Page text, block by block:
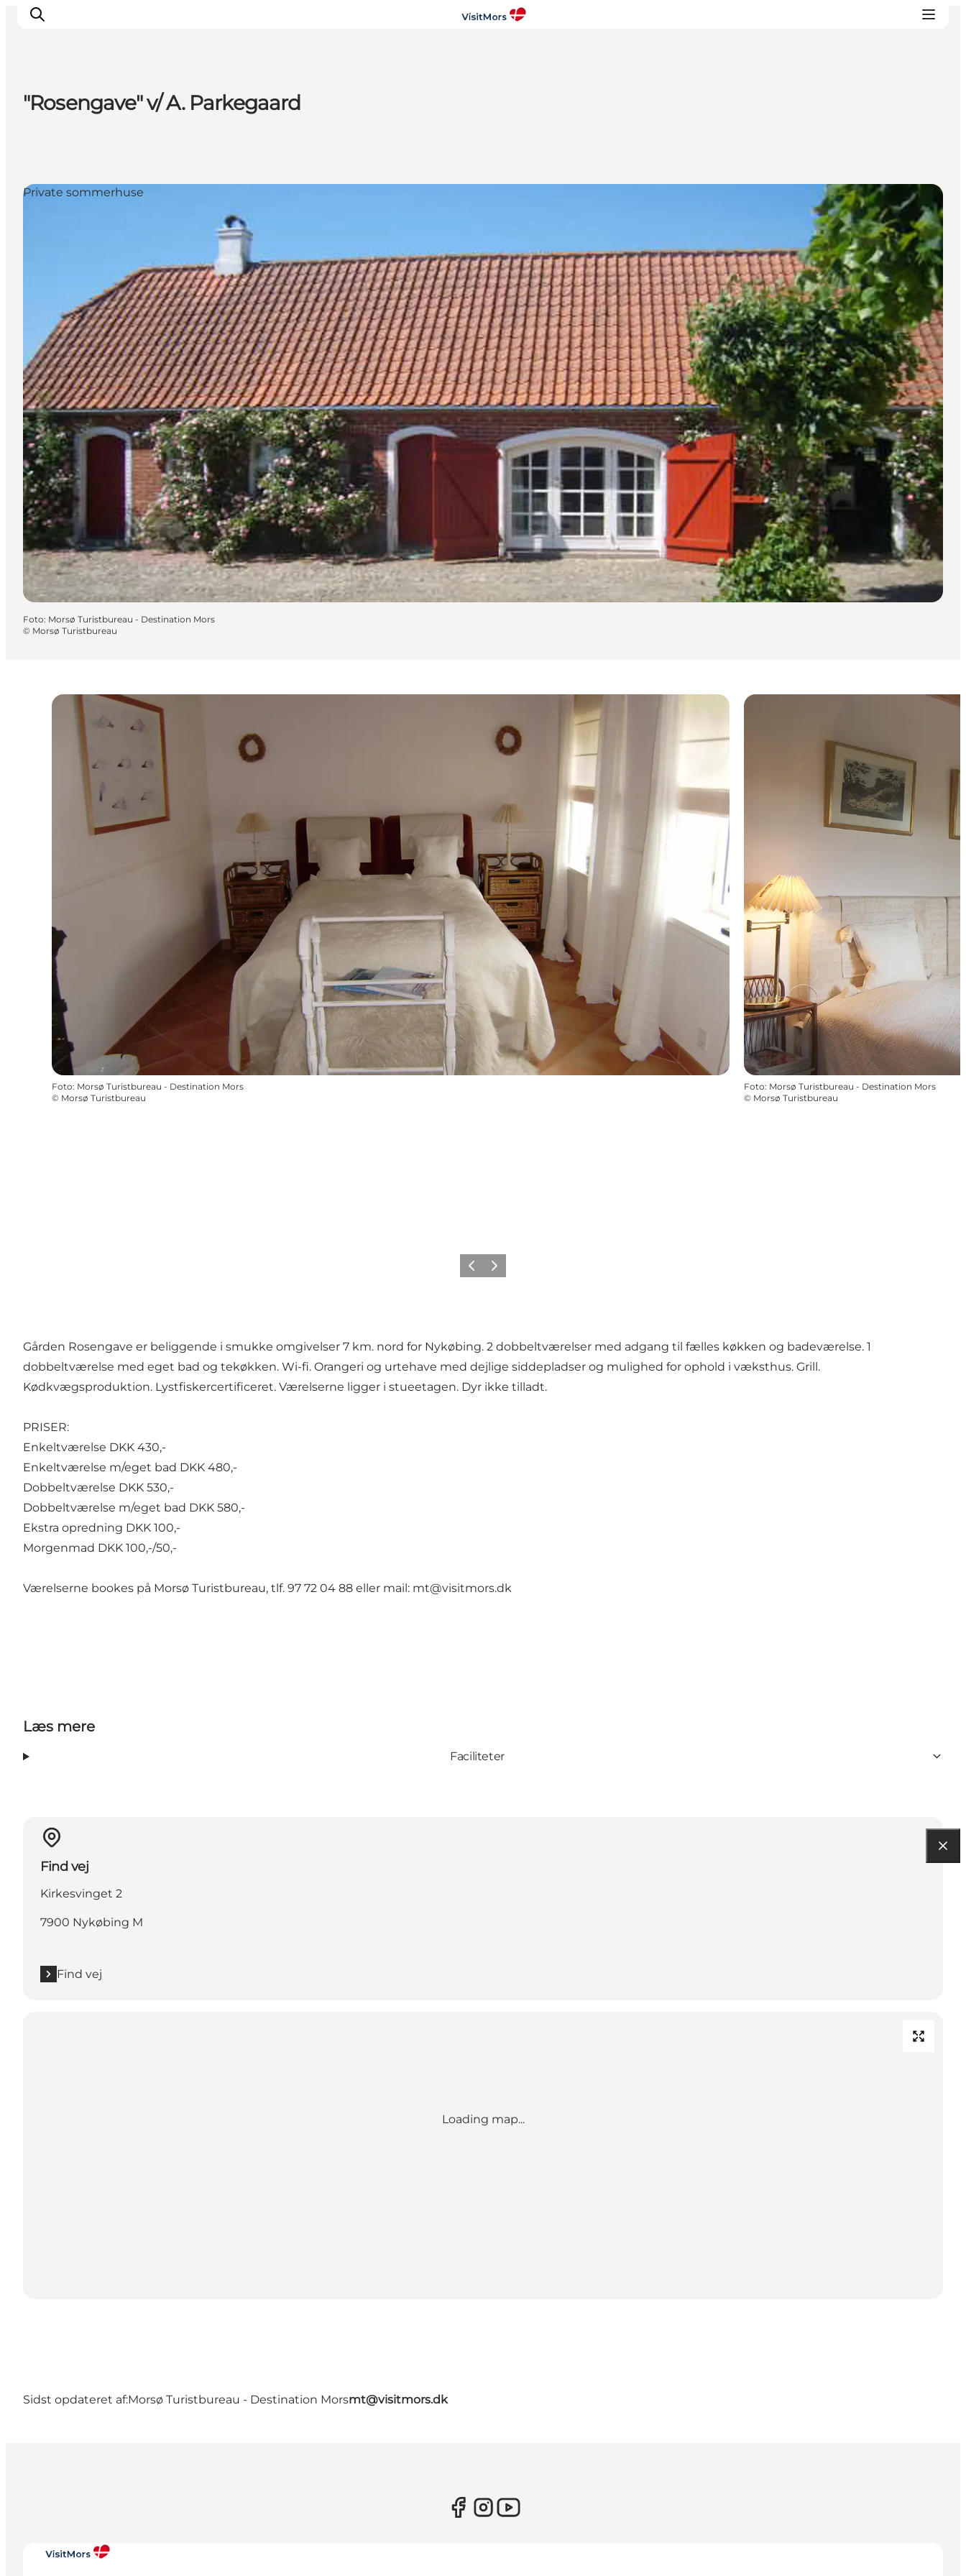
Overnatning
"Rosengave" v/ A. Parkegaard
Private sommerhuse
Foto: Morsø Turistbureau - Destination Mors
© Morsø Turistbureau
Foto: Morsø Turistbureau - Destination Mors
© Morsø Turistbureau
Foto: Morsø Turistbureau - Destination Mors
© Morsø Turistbureau
Forrige billede
Næste billede
Gården Rosengave er beliggende i smukke omgivelser 7 km. nord for Nykøbing. 2 dobbeltværelser med adgang til fælles køkken og badeværelse. 1
dobbeltværelse med eget bad og tekøkken. Wi-fi. Orangeri og urtehave med dejlige siddepladser og mulighed for ophold i væksthus. Grill.
Kødkvægsproduktion. Lystfiskercertificeret. Værelserne ligger i stueetagen. Dyr ikke tilladt.
PRISER:
Enkeltværelse DKK 430,-
Enkeltværelse m/eget bad DKK 480,-
Dobbeltværelse DKK 530,-
Dobbeltværelse m/eget bad DKK 580,-
Ekstra opredning DKK 100,-
Morgenmad DKK 100,-/50,-
Værelserne bookes på Morsø Turistbureau, tlf. 97 72 04 88 eller mail: mt@visitmors.dk
Læs mere
Faciliteter
Find vej
Kirkesvinget 2
7900 Nykøbing M
Find vej
Loading map...
Sidst opdateret af:Morsø Turistbureau - Destination Morsmt@visitmors.dk